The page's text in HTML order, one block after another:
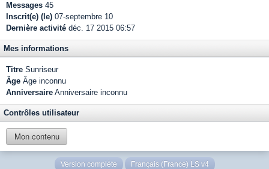
Messages 45
Inscrit(e) (le) 07-septembre 10
Dernière activité déc. 17 2015 06:57
Mes informations
Titre Sunriseur
Âge Âge inconnu
Anniversaire Anniversaire inconnu
Contrôles utilisateur
Mon contenu
Version complète Français (France) LS v4